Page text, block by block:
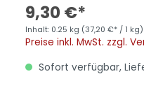
9,30 €*
Inhalt: 0.25 kg (37,20 €* / 1 kg)
Preise inkl. MwSt. zzgl.
Sofort verfügbar,